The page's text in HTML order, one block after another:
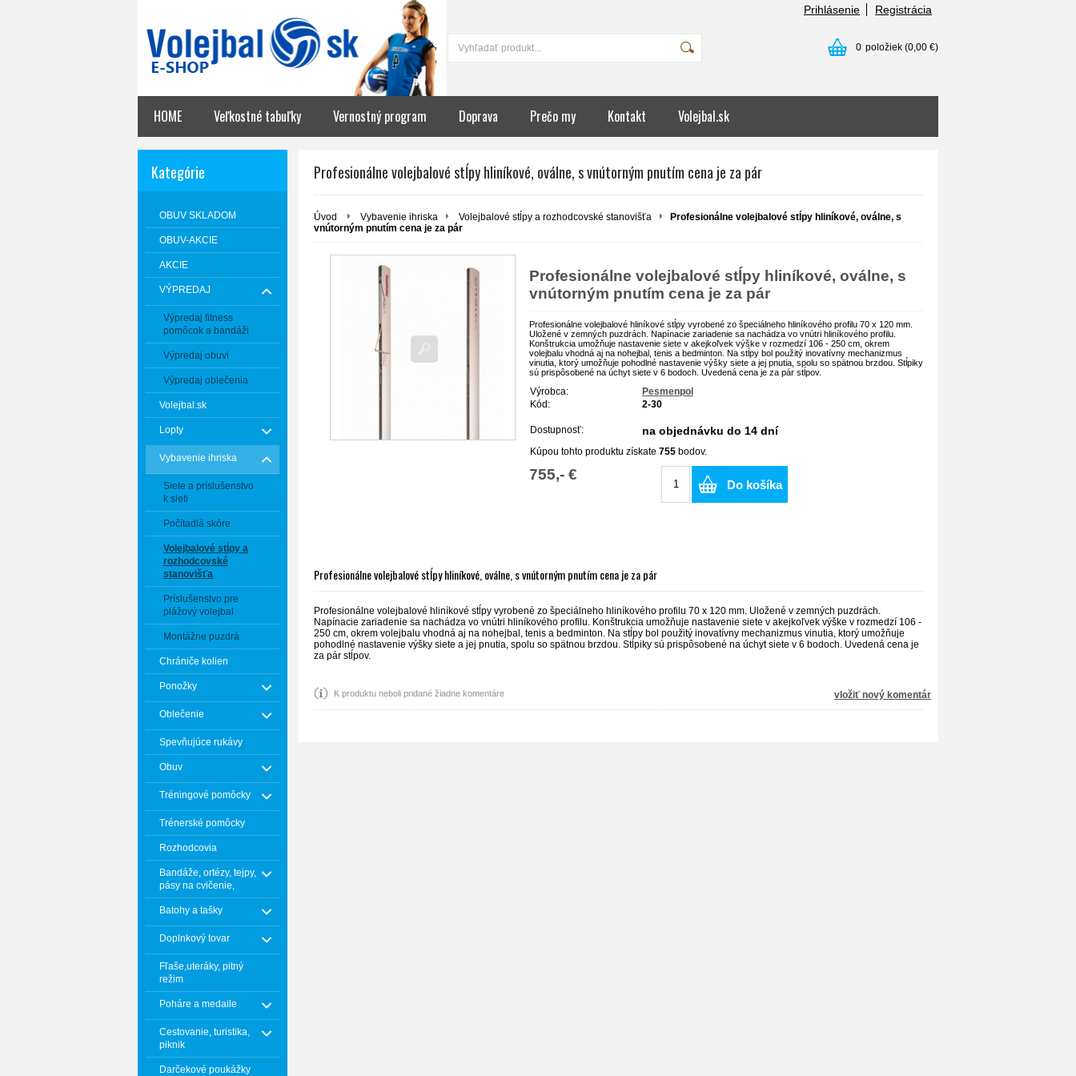
Prihlásenie Registrácia
0 položiek (0,00 €)
HOME Veľkostné tabuľky Vernostný program Doprava Prečo my Kontakt Volejbal.sk
Kategórie
OBUV SKLADOM
OBUV-AKCIE
AKCIE
VÝPREDAJ
Výpredaj fitness
pomôcok a bandáži
Výpredaj obuvi
Výpredaj oblečenia
Volejbal.sk
Lopty
Vybavenie ihriska
Siete a príslušenstvo
k sieti
Počítadlá skóre
Volejbalové stĺpy a
rozhodcovské
stanovišťa
Príslušenstvo pre
plážový volejbal
Montážne puzdrá
Chrániče kolien
Ponožky
Oblečenie
Spevňujúce rukávy
Obuv
Tréningové pomôcky
Trénerské pomôcky
Rozhodcovia
Bandáže, ortézy, tejpy,
pásy na cvičenie,
Batohy a tašky
Doplnkový tovar
Fľaše,uteráky, pitný
režim
Poháre a medaile
Cestovanie, turistika,
piknik
Darčekové poukážky
Profesionálne volejbalové stĺpy hliníkové, oválne, s vnútorným pnutím cena je za pár
Úvod Vybavenie ihriska Volejbalové stĺpy a rozhodcovské stanovišťa
Profesionálne volejbalové stĺpy hliníkové, oválne, s
vnútorným pnutím cena je za pár
Profesionálne volejbalové stĺpy hliníkové, oválne, s
vnútorným pnutím cena je za pár
Profesionálne volejbalové hliníkové stĺpy vyrobené zo špeciálneho hliníkového profilu 70 x 120 mm.
Uložené v zemných puzdrách. Napínacie zariadenie sa nachádza vo vnútri hliníkového profilu.
Konštrukcia umožňuje nastavenie siete v akejkoľvek výške v rozmedzí 106 - 250 cm, okrem
volejbalu vhodná aj na nohejbal, tenis a bedminton. Na stĺpy bol použitý inovatívny mechanizmus
vinutia, ktorý umožňuje pohodlné nastavenie výšky siete a jej pnutia, spolu so spätnou brzdou. Stĺpiky
sú prispôsobené na úchyt siete v 6 bodoch. Uvedená cena je za pár stĺpov.
Výrobca:
Pesmenpol
Kód:
2-30
Dostupnosť: na objednávku do 14 dní
Kúpou tohto produktu získate 755 bodov.
755,- €
Do košíka
Profesionálne volejbalové stĺpy hliníkové, oválne, s vnútorným pnutím cena je za pár
Profesionálne volejbalové hliníkové stĺpy vyrobené zo špeciálneho hliníkového profilu 70 x 120 mm. Uložené v zemných puzdrách.
Napínacie zariadenie sa nachádza vo vnútri hliníkového profilu. Konštrukcia umožňuje nastavenie siete v akejkoľvek výške v rozmedzí 106 -
250 cm, okrem volejbalu vhodná aj na nohejbal, tenis a bedminton. Na stĺpy bol použitý inovatívny mechanizmus vinutia, ktorý umožňuje
pohodlné nastavenie výšky siete a jej pnutia, spolu so spätnou brzdou. Stĺpiky sú prispôsobené na úchyt siete v 6 bodoch. Uvedená cena je
za pár stĺpov.
K produktu neboli pridané žiadne komentáre vložiť nový komentár